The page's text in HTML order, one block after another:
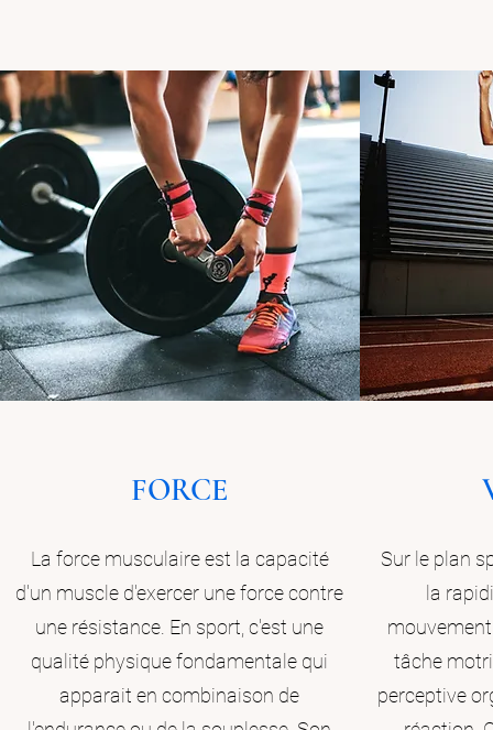
FORCE
La force musculaire est la capacité
d'un muscle d'exercer une force contre
une résistance. En sport, c'est une
qualité physique fondamentale qui
apparait en combinaison de
Sur le plan
la
tâche
perceptive